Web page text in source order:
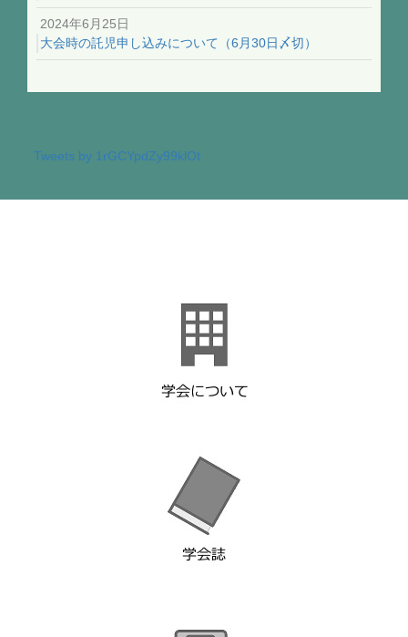
2024年6月25日
大会時の託児申し込みについて（6月30日〆切）
Tweets by 1rGCYpdZy99klOt